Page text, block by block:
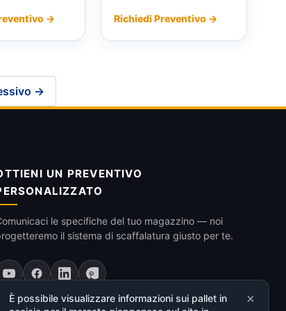
→ Richiedi Preventivo →
→
UN PREVENTIVO
le specifiche del tuo magazzino — noi
il sistema di scaffalatura giusto per te.
È possibile visualizzare informazioni sui pallet in
×